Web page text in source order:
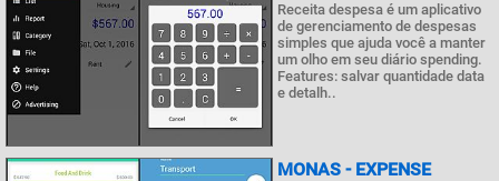
Receita despesa é um aplicativo
de gerenciamento de despesas
simples que ajuda você a manter
um olho em seu diário spending.
Features: salvar quantidade data
e detalh..
MONAS - EXPENSE